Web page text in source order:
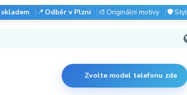
📍 Odběr v Plzni 🎨Originální motivy 🛡️
Zvolte model telefonu zde